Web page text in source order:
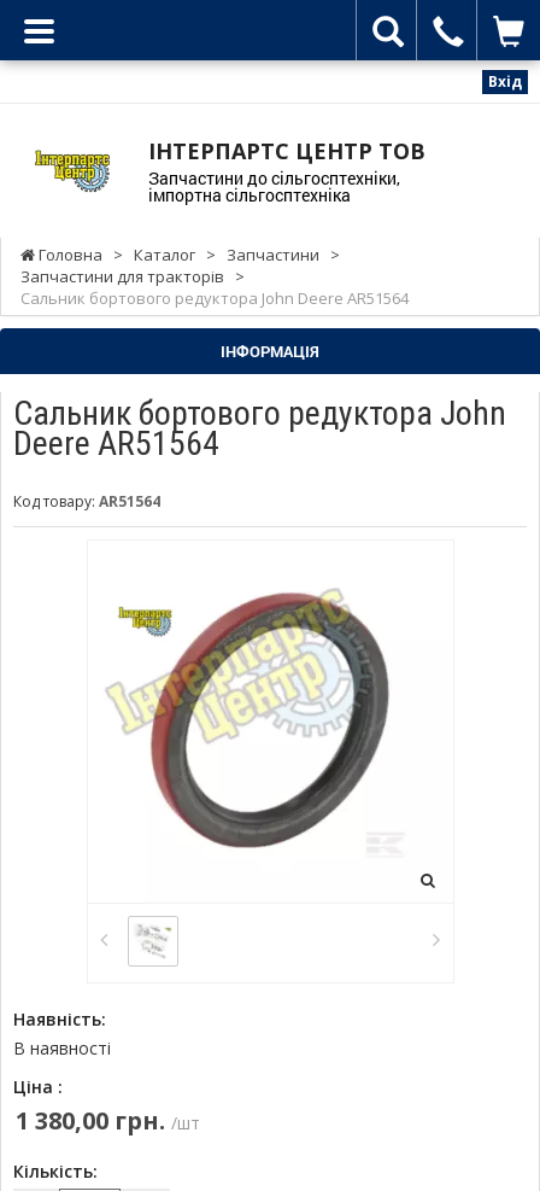
Вхід
ІНТЕРПАРТС ЦЕНТР ТОВ
Запчастини до сільгосптехніки,
імпортна сільгосптехніка
Головна > Каталог > Запчастини
>
Запчастини для тракторів
>
Сальник бортового редуктора John Deere AR51564
ІНФОРМАЦІЯ
Сальник бортового редуктора John
Deere AR51564
Код товару: AR51564
Наявність:
В наявності
Ціна :
1 380,00 грн. /шт
Кількість: